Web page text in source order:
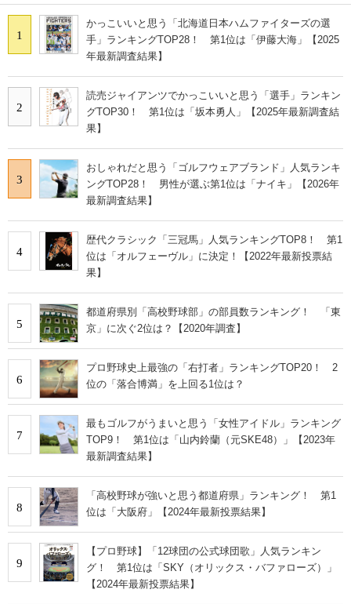
1
かっこいいと思う「北海道日本ハムファイターズの選
手」ランキングTOP28！ 第1位は「伊藤大海」【2025
年最新調査結果】
2
読売ジャイアンツでかっこいいと思う「選手」ランキン
グTOP30！ 第1位は「坂本勇人」【2025年最新調査結
果】
3
おしゃれだと思う「ゴルフウェアブランド」人気ランキ
ングTOP28！ 男性が選ぶ第1位は「ナイキ」【2026年
最新調査結果】
4
歴代クラシック「三冠馬」人気ランキングTOP8！ 第1
位は「オルフェーヴル」に決定！【2022年最新投票結
果】
5
都道府県別「高校野球部」の部員数ランキング！ 「東
京」に次ぐ2位は？【2020年調査】
6
プロ野球史上最強の「右打者」ランキングTOP20！ 2
位の「落合博満」を上回る1位は？
7
最もゴルフがうまいと思う「女性アイドル」ランキング
TOP9！ 第1位は「山内鈴蘭（元SKE48）」【2023年
最新調査結果】
8
「高校野球が強いと思う都道府県」ランキング！ 第1
位は「大阪府」【2024年最新投票結果】
9
【プロ野球】「12球団の公式球団歌」人気ランキン
グ！ 第1位は「SKY（オリックス・バファローズ）」
【2024年最新投票結果】